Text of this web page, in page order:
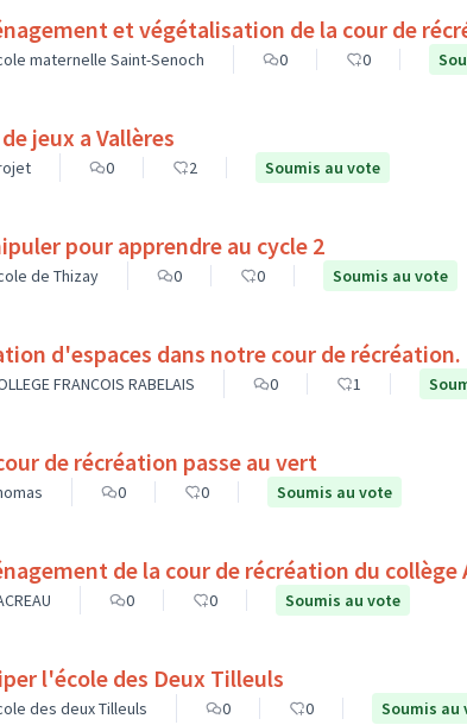
et végétalisation de la cour de
maternelle Saint-Senoch 0 0
jeux a Vallères
0 2 Soumis au vote
pour apprendre au cycle 2
de Thizay 0 0 Soumis au vote
d'espaces dans notre cour de récréation.
FRANCOIS RABELAIS 0 1
de récréation passe au vert
0 0 Soumis au vote
de la cour de récréation du collège
0 0 Soumis au vote
l'école des Deux Tilleuls
des deux Tilleuls 0 0 Soumis au